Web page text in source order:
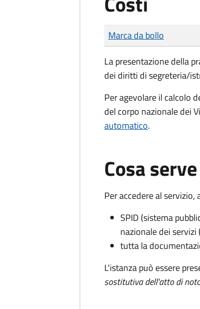
Tipo di pagamento
Importo
Marca da bollo
La presentazione della
dei diritti di segreteria/
Per agevolare il calcolo
del corpo nazionale dei
automatico.
Cosa serve
Per accedere al servizio,
SPID (sistema
nazionale dei servizi
tutta la
L'istanza può essere
sostitutiva dell'atto di